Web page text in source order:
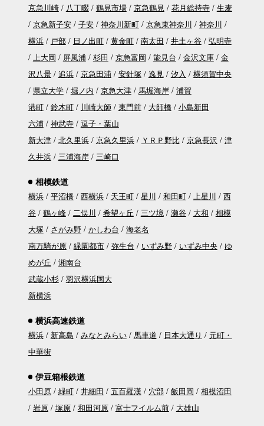
京急川崎 八丁畷 鶴見市場 京急鶴見 花月総持寺
生麦
京急新子安
子安 神奈川新町 京急東神奈川
神奈川
横浜
戸部 日ノ出町 黄金町 南太田 井土ヶ谷
弘明寺
上大岡
屏風浦 杉田 京急富岡 能見台 金沢文庫
金
沢八景
追浜 京急田浦 安針塚 逸見 汐入
横須賀中央
県立大学
堀ノ内 京急大津 馬堀海岸
浦賀
港町
鈴木町 川崎大師 東門前 大師橋
小島新田
六浦
神武寺
逗子・葉山
新大津
北久里浜 京急久里浜 ＹＲＰ野比 京急長沢
津
久井浜
三浦海岸 三崎口
相模鉄道
横浜 平沼橋 西横浜 天王町 星川 和田町 上星川
西
谷
鶴ヶ峰 二俣川 希望ヶ丘 三ツ境 瀬谷 大和
相模
大塚
さがみ野 かしわ台
海老名
南万騎が原
緑園都市 弥生台 いずみ野 いずみ中央
ゆ
めが丘
湘南台
武蔵小杉
羽沢横浜国大
新横浜
横浜高速鉄道
横浜 新高島 みなとみらい 馬車道 日本大通り
元町・
中華街
伊豆箱根鉄道
小田原 緑町 井細田 五百羅漢 穴部 飯田岡
相模沼田
岩原
塚原 和田河原 富士フイルム前 大雄山